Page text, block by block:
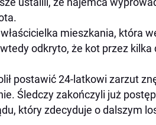
mieszkania, która
odkryto, że kot przez kilka
postawić 24-latkowi zarzut
Śledczy zakończyli już
który zdecyduje o dalszym